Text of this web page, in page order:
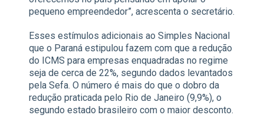
pequeno empreendedor”, acrescenta o secretário.
Esses estímulos adicionais ao Simples Nacional
que o Paraná estipulou fazem com que a redução
do ICMS para empresas enquadradas no regime
seja de cerca de 22%, segundo dados levantados
pela Sefa. O número é mais do que o dobro da
redução praticada pelo Rio de Janeiro (9,9%), o
segundo estado brasileiro com o maior desconto.